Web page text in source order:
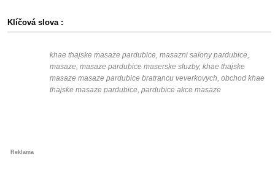
Klíčová slova :
khae thajske masaze pardubice, masazni salony pardubice,
masaze, masaze pardubice maserske sluzby, khae thajske
masaze masaze pardubice bratrancu veverkovych, obchod khae
thajske masaze pardubice, pardubice akce masaze
Reklama